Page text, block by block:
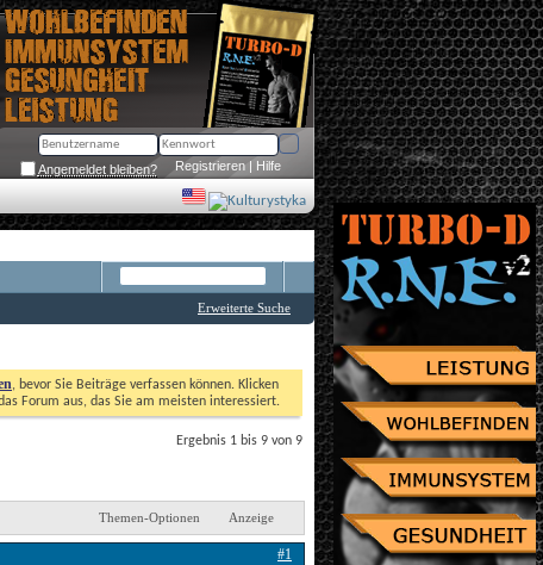
Angemeldet bleiben? Registrieren | Hilfe
Erweiterte Suche
, bevor Sie Beiträge verfassen können. Klicken
Forum aus, das Sie am meisten interessiert.
Ergebnis 1 bis 9 von 9
Themen-Optionen Anzeige
#1